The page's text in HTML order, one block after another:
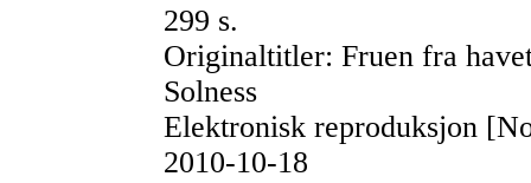
299 s.
Originaltitler: Fruen fra
Solness
Elektronisk reproduksjon
2010-10-18